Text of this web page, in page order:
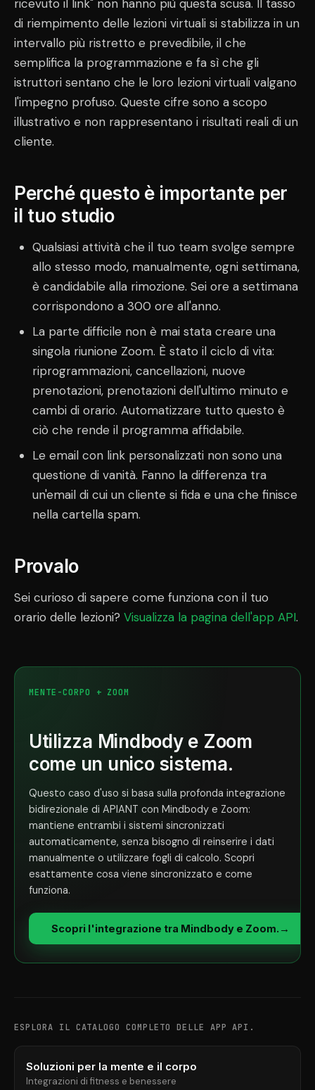
ricevuto il link" non hanno più questa scusa. Il tasso
di riempimento delle lezioni virtuali si stabilizza in un
intervallo più ristretto e prevedibile, il che
semplifica la programmazione e fa sì che gli
istruttori sentano che le loro lezioni virtuali valgano
l'impegno profuso. Queste cifre sono a scopo
illustrativo e non rappresentano i risultati reali di un
cliente.
Perché questo è importante per
il tuo studio
Qualsiasi attività che il tuo team svolge sempre
allo stesso modo, manualmente, ogni settimana,
è candidabile alla rimozione. Sei ore a settimana
corrispondono a 300 ore all'anno.
La parte difficile non è mai stata creare una
singola riunione Zoom. È stato il ciclo di vita:
riprogrammazioni, cancellazioni, nuove
prenotazioni, prenotazioni dell'ultimo minuto e
cambi di orario. Automatizzare tutto questo è
ciò che rende il programma affidabile.
Le email con link personalizzati non sono una
questione di vanità. Fanno la differenza tra
un'email di cui un cliente si fida e una che finisce
nella cartella spam.
Provalo
Sei curioso di sapere come funziona con il tuo
orario delle lezioni? Visualizza la pagina dell'app API.
MENTE-CORPO + ZOOM
Utilizza Mindbody e Zoom
come un unico sistema.
Questo caso d'uso si basa sulla profonda integrazione
bidirezionale di APIANT con Mindbody e Zoom:
mantiene entrambi i sistemi sincronizzati
automaticamente, senza bisogno di reinserire i dati
manualmente o utilizzare fogli di calcolo. Scopri
esattamente cosa viene sincronizzato e come
funziona.
Scopri l'integrazione tra Mindbody e Zoom. →
ESPLORA IL CATALOGO COMPLETO DELLE APP API.
Soluzioni per la mente e il corpo
Integrazioni di fitness e benessere